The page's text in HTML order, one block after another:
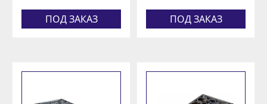
ПОД ЗАКАЗ ПОД ЗАКАЗ